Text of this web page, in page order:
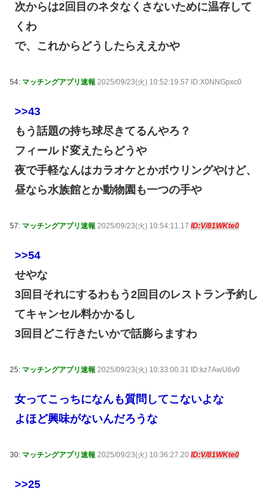
次からは2回目のネタなくさないために温存して
くわ
で、これからどうしたらええかや
54: マッチングアプリ速報 2025/09/23(火) 10:52:19.57 ID:X0NNGpxc0
>>43
もう話題の持ち球尽きてるんやろ？
フィールド変えたらどうや
夜で手軽なんはカラオケとかボウリングやけど、
昼なら水族館とか動物園も一つの手や
57: マッチングアプリ速報 2025/09/23(火) 10:54:11.17 ID:V/81WKte0
>>54
せやな
3回目それにするわもう2回目のレストラン予約し
てキャンセル料かかるし
3回目どこ行きたいかで話膨らますわ
25: マッチングアプリ速報 2025/09/23(火) 10:33:00.31 ID:kz7AwU6v0
女ってこっちになんも質問してこないよな
よほど興味がないんだろうな
30: マッチングアプリ速報 2025/09/23(火) 10:36:27.20 ID:V/81WKte0
>>25